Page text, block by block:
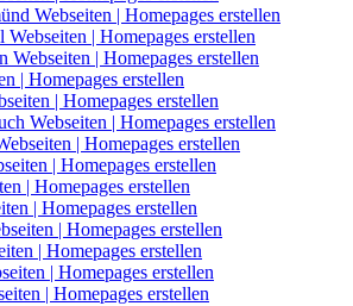
Webseiten | Homepages erstellen
| Homepages erstellen
Webseiten | Homepages erstellen
| Homepages erstellen
| Homepages erstellen
Webseiten | Homepages erstellen
| Homepages erstellen
| Homepages erstellen
| Homepages erstellen
| Homepages erstellen
| Homepages erstellen
| Homepages erstellen
| Homepages erstellen
| Homepages erstellen